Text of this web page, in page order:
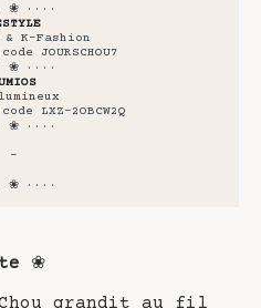
❀ ····
& K-Fashion
JOURSCHOU7
❀ ····
LXZ-2OBCW2Q
❀ ····
-
❀ ····
❀
Chou grandit au fil